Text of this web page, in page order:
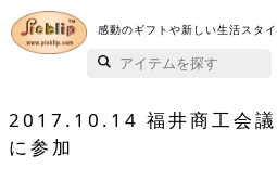
i
c
感動のギフトや新しい生活スタ
2017.10.14 福井商工会議
に参加